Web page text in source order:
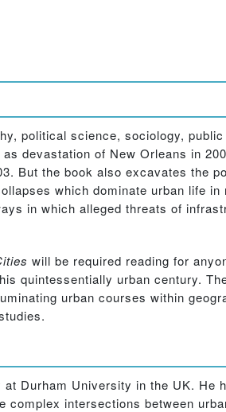
political science, sociology,
devastation of New Orleans in
But the book also excavates the
which dominate urban life
in which alleged threats of
will be required reading for
quintessentially urban century.
urban courses within
Durham University in the UK. He
intersections between